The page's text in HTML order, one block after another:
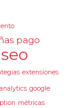
pago
extensiones
google
métricas